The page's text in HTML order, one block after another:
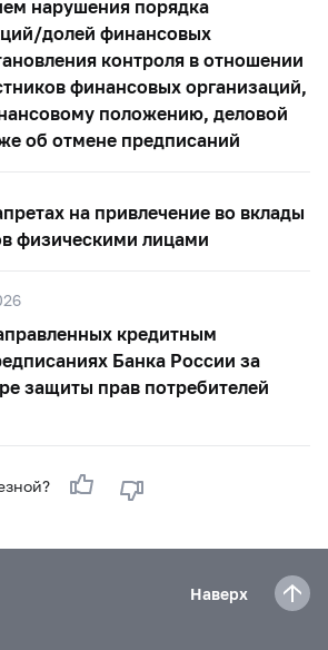
нарушения порядка
долей финансовых
контроля в отношении
финансовых организаций,
положению, деловой
об отмене предписаний
на привлечение во вклады
физическими лицами
кредитным
Банка России за
защиты прав потребителей
Наверх